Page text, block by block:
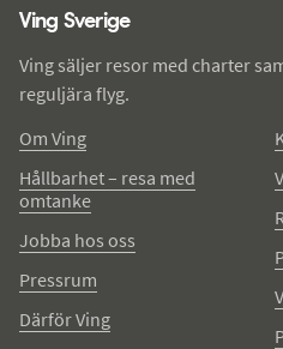
Ving Sverige
Ving säljer resor med charter
reguljära flyg.
Om Ving
Hållbarhet – resa med
omtanke
Jobba hos oss
Pressrum
Därför Ving